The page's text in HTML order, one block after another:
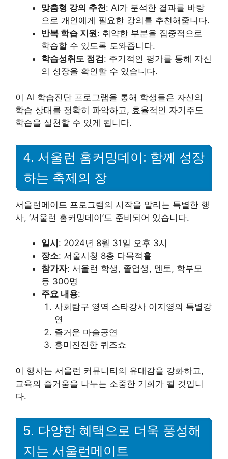
맞춤형 강의 추천: AI가 분석한 결과를 바탕
으로 개인에게 필요한 강의를 추천해줍니다.
반복 학습 지원: 취약한 부분을 집중적으로
학습할 수 있도록 도와줍니다.
학습성취도 점검 : 주기적인 평가를 통해 자신
의 성장을 확인할 수 있습니다.
이 AI 학습진단 프로그램을 통해 학생들은 자신의
학습 상태를 정확히 파악하고, 효율적인 자기주도
학습을 실천할 수 있게 됩니다.
4. 서울런 홈커밍데이: 함께 성장
하는 축제의 장
서울런메이트 프로그램의 시작을 알리는 특별한 행
사, ‘서울런 홈커밍데이’도 준비되어 있습니다.
일시 : 2024년 8월 31일 오후 3시
장소: 서울시청 8층 다목적홀
참가자: 서울런 학생, 졸업생, 멘토, 학부모
등 300명
주요 내용:
사회탐구 영역 스타강사 이지영의 특별강
연
즐거운 마술공연
흥미진진한 퀴즈쇼
이 행사는 서울런 커뮤니티의 유대감을 강화하고,
교육의 즐거움을 나누는 소중한 기회가 될 것입니
다.
5. 다양한 혜택으로 더욱 풍성해
지는 서울런메이트